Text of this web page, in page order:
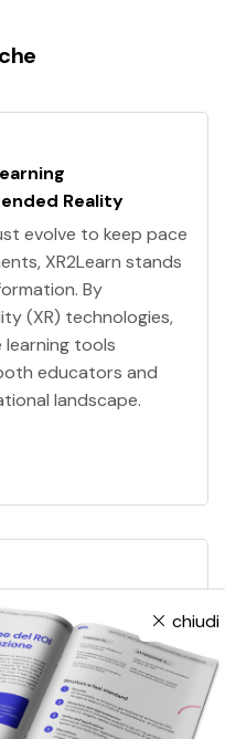
Reality
evolve to keep pace
XR2Learn stands
By
(XR) technologies,
learning tools
educators and
landscape.
chiudi